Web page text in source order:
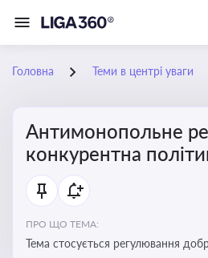
Головна Теми в центрі уваги
Антимонопольне
конкурентна
ПРО ЩО ТЕМА:
Тема стосується регулювання